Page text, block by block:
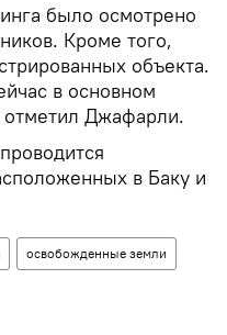
было осмотрено
Кроме того,
объекта.
в основном
отметил Джафарли.
в Баку и
освобожденные земли